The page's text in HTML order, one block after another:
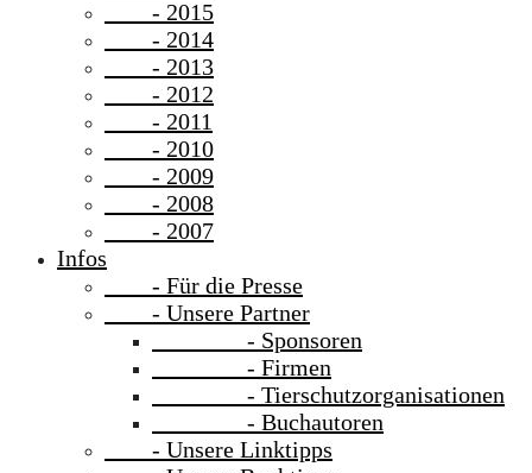
- 2015
- 2014
- 2013
- 2012
- 2011
- 2010
- 2009
- 2008
- 2007
Infos
- Für die Presse
- Unsere Partner
- Sponsoren
- Firmen
- Tierschutzorganisationen
- Buchautoren
- Unsere Linktipps